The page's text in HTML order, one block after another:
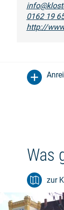
0162 19
http://
Was
zur